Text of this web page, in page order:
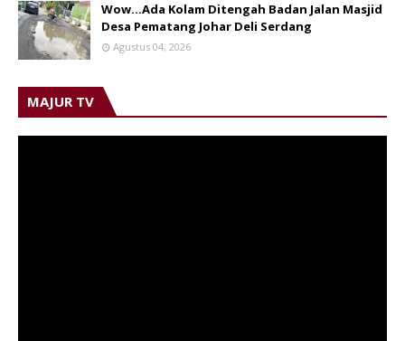
Wow...Ada Kolam Ditengah Badan Jalan Masjid
Desa Pematang Johar Deli Serdang
Agustus 04, 2026
MAJUR TV